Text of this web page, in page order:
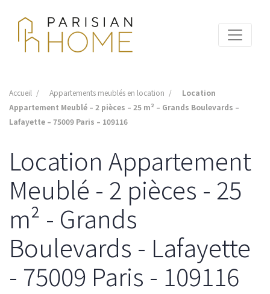
Accueil Appartements meublés en location
Location
Appartement Meublé – 2 pièces – 25 m² – Grands Boulevards –
Lafayette – 75009 Paris – 109116
Location Appartement
Meublé - 2 pièces - 25
m² - Grands
Boulevards - Lafayette
- 75009 Paris - 109116